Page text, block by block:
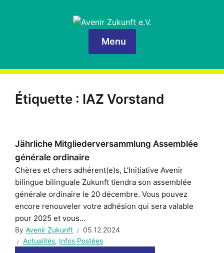
Menu
Étiquette : IAZ Vorstand
Jährliche Mitgliederversammlung Assemblée
générale ordinaire
Chères et chers adhérent(e)s, L’Initiative Avenir
bilingue bilinguale Zukunft tiendra son assemblée
générale ordinaire le 20 décembre. Vous pouvez
encore renouveler votre adhésion qui sera valable
pour 2025 et vous...
By Avenir Zukunft
05.12.2024
Actualités, Infos Postées